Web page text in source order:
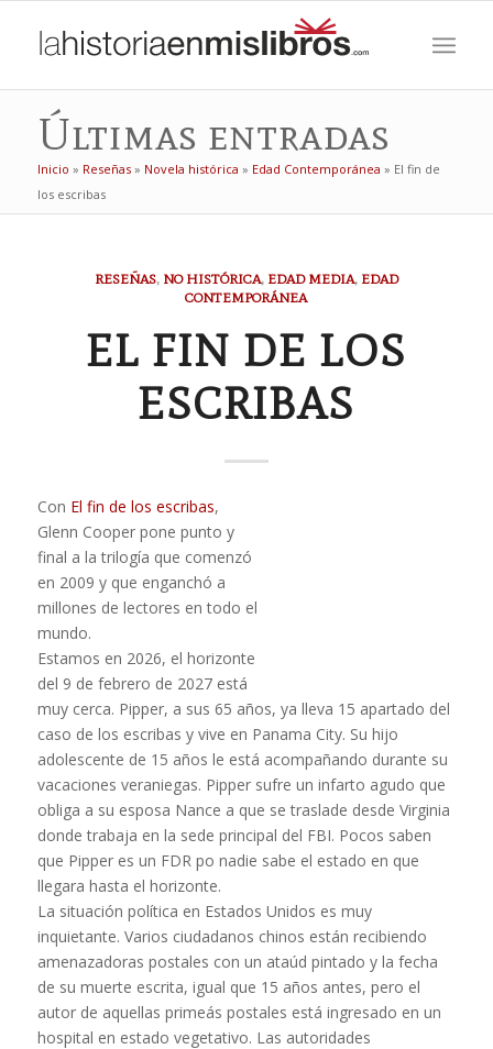
Últimas entradas
Inicio » Reseñas» Novela histórica » Edad Contemporánea » El fin de
los escribas
RESEÑAS, NO HISTÓRICA, EDAD MEDIA, EDAD
CONTEMPORÁNEA
EL FIN DE LOS
ESCRIBAS
Con El fin de los escribas,
Glenn Cooper pone punto y
final a la trilogía que comenzó
en 2009 y que enganchó a
millones de lectores en todo el
mundo.
Estamos en 2026, el horizonte
del 9 de febrero de 2027 está
muy cerca. Pipper, a sus 65 años, ya lleva 15 apartado del
caso de los escribas y vive en Panama City. Su hijo
adolescente de 15 años le está acompañando durante su
vacaciones veraniegas. Pipper sufre un infarto agudo que
obliga a su esposa Nance a que se traslade desde Virginia
donde trabaja en la sede principal del FBI. Pocos saben
que Pipper es un FDR po nadie sabe el estado en que
llegara hasta el horizonte.
La situación política en Estados Unidos es muy
inquietante. Varios ciudadanos chinos están recibiendo
amenazadoras postales con un ataúd pintado y la fecha
de su muerte escrita, igual que 15 años antes, pero el
autor de aquellas primeás postales está ingresado en un
hospital en estado vegetativo. Las autoridades